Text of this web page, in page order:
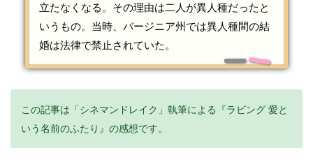
立たなくなる。その理由は二人が異人種だったと
いうもの。当時、バージニア州では異人種間の結
婚は法律で禁止されていた。
この記事は「シネマンドレイク」執筆による『ラビング 愛と
いう名前のふたり』の感想です。